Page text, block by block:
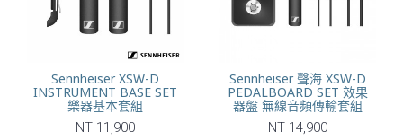
Sennheiser XSW-D
INSTRUMENT BASE SET
樂器基本套組
NT 11,900
Sennheiser 聲海 XSW-D
PEDALBOARD SET 效果
器盤 無線音頻傳輸套組
NT 14,900